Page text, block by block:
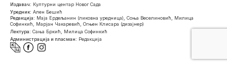
Издавач: Културни центар Новог Сада
Уредник: Ален Бешић
Редакција: Маја Ердељанин (ликовна уредница), Соња Веселиновић, Милица
Софинкић, Марјан Чакаревић, Огњен Клисара (дизајнер)
Лектура: Сања Бркић, Милица Софинкић
Администрација и пласман: Редакција